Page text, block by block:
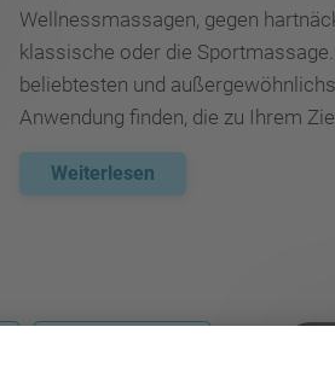
Wellnessmassagen, gegen
klassische oder die
beliebtesten und
Anwendung finden, die zu Ihrem
Weiterlesen